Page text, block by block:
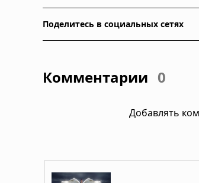
Поделитесь в социальных сетях
Комментарии 0
Добавлять